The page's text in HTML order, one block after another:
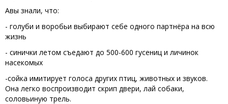
Авы знали, что:
- голуби и воробьи выбирают себе одного партнёра на всю
жизнь
- синички летом съедают до 500-600 гусениц и личинок
насекомых
-сойка имитирует голоса других птиц, животных и звуков.
Она легко воспроизводит скрип двери, лай собаки,
соловьиную трель.